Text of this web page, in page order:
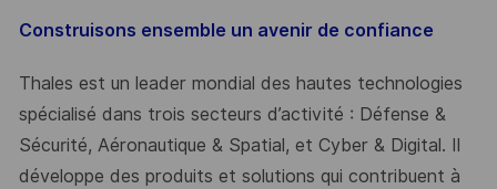
Construisons ensemble un avenir de confiance
Thales est un leader mondial des hautes technologies
spécialisé dans trois secteurs d’activité : Défense &
Sécurité, Aéronautique & Spatial, et Cyber & Digital. Il
développe des produits et solutions qui contribuent à